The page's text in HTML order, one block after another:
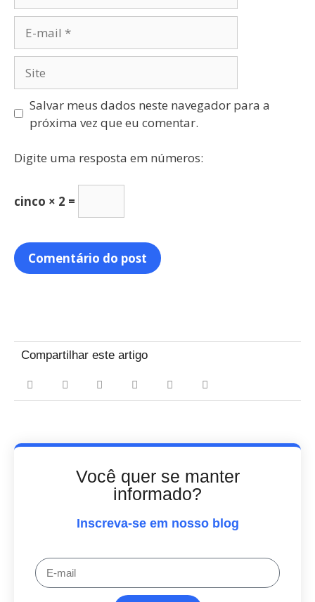
Salvar meus dados neste navegador para a
próxima vez que eu comentar.
Digite uma resposta em números:
cinco × 2 =
Compartilhar este artigo
Você quer se manter
informado?
Inscreva-se em nosso blog